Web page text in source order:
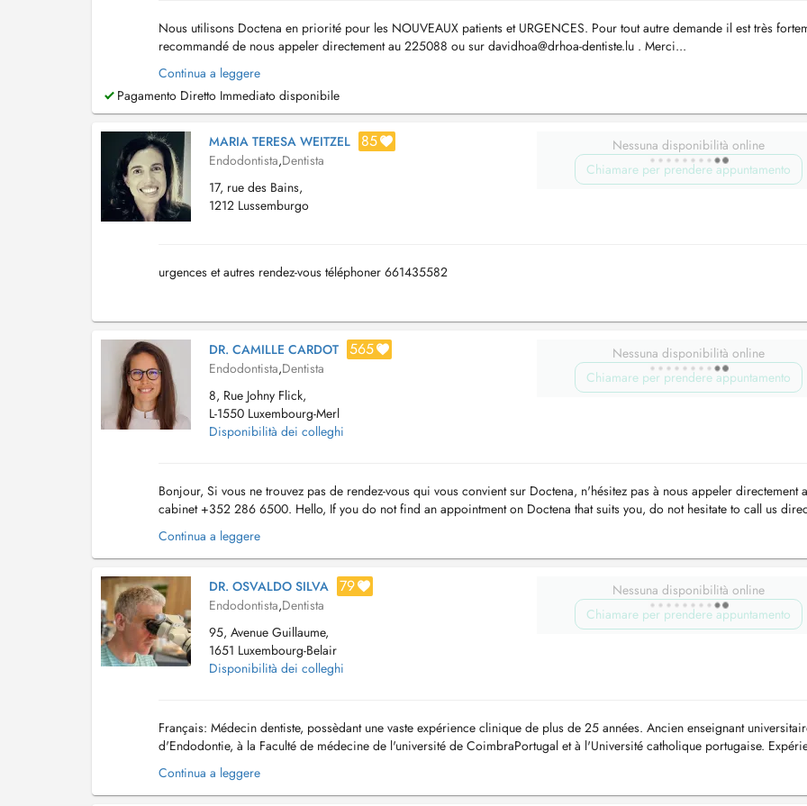
Nous utilisons Doctena en priorité pour les NOUVEAUX patients et URGENCES. Pour tout autre demande il est très
recommandé de nous appeler directement au 225088 ou sur davidhoa@drhoa-dentiste.lu . Merci...
Continua a leggere
Pagamento Diretto Immediato disponibile
MARIA TERESA WEITZEL 85
Endodontista,Dentista
17, rue des Bains,
1212 Lussemburgo
Nessuna disponibilità online
Chiamare per prendere appuntamento
urgences et autres rendez-vous téléphoner 661435582
DR. CAMILLE CARDOT 565
Endodontista,Dentista
8, Rue Johny Flick,
L-1550 Luxembourg-Merl
Disponibilità dei colleghi
Nessuna disponibilità online
Chiamare per prendere appuntamento
Bonjour, Si vous ne trouvez pas de rendez-vous qui vous convient sur Doctena, n'hésitez pas à nous appeler directement
cabinet +352 286 6500. Hello, If you do not find an appointment on Doctena that suits you, do not hesitate to call us
the +352 286 6500. Extractions dents d...
Continua a leggere
DR. OSVALDO SILVA 79
Endodontista,Dentista
95, Avenue Guillaume,
1651 Luxembourg-Belair
Disponibilità dei colleghi
Nessuna disponibilità online
Chiamare per prendere appuntamento
Français: Médecin dentiste, possèdant une vaste expérience clinique de plus de 25 années. Ancien enseignant
d'Endodontie, à la Faculté de médecine de l'université de CoimbraPortugal et à l'Université catholique portugaise.
approfondie dans les urgences hospitalières buc...
Continua a leggere